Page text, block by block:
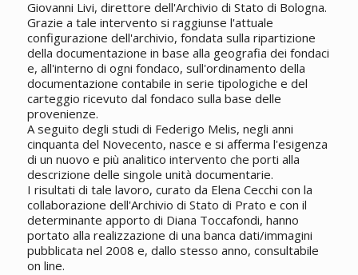
Giovanni Livi, direttore dell'Archivio di Stato di Bologna.
Grazie a tale intervento si raggiunse l'attuale
configurazione dell'archivio, fondata sulla ripartizione
della documentazione in base alla geografia dei fondaci
e, all'interno di ogni fondaco, sull'ordinamento della
documentazione contabile in serie tipologiche e del
carteggio ricevuto dal fondaco sulla base delle
provenienze.
A seguito degli studi di Federigo Melis, negli anni
cinquanta del Novecento, nasce e si afferma l'esigenza
di un nuovo e più analitico intervento che porti alla
descrizione delle singole unità documentarie.
I risultati di tale lavoro, curato da Elena Cecchi con la
collaborazione dell'Archivio di Stato di Prato e con il
determinante apporto di Diana Toccafondi, hanno
portato alla realizzazione di una banca dati/immagini
pubblicata nel 2008 e, dallo stesso anno, consultabile
on line.